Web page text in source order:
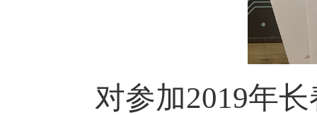
对参加2019年长